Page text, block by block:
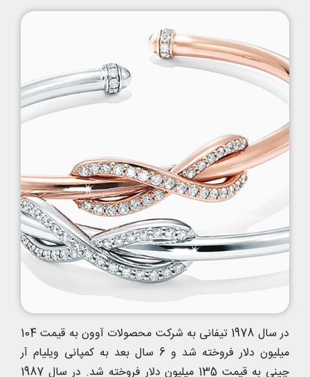
در سال 1978 تیفانی به شرکت محصولات آوون به قیمت 104
میلیون دلار فروخته شد و 6 سال بعد به کمپانی ویلیام آر
چینی به قیمت 135 میلیون دلار فروخته شد. در سال 1987